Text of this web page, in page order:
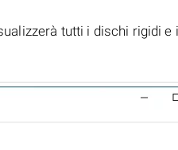
tutti i dischi rigidi e i